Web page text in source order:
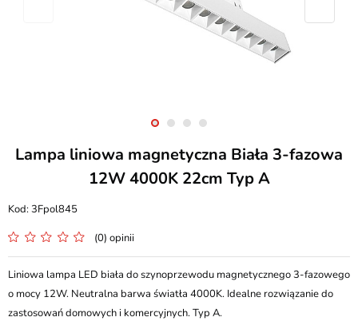
Lampa liniowa magnetyczna Biała 3-fazowa
12W 4000K 22cm Typ A
3Fpol845
(0) opinii
Liniowa lampa LED biała do szynoprzewodu magnetycznego 3-fazowego
o mocy 12W. Neutralna barwa światła 4000K. Idealne rozwiązanie do
zastosowań domowych i komercyjnych. Typ A.